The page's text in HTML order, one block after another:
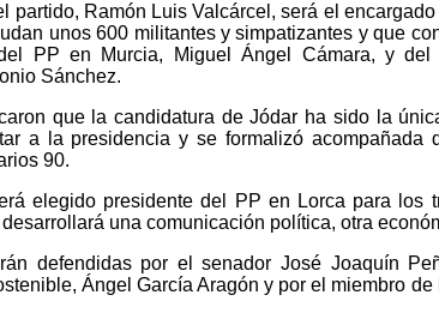
partido, Ramón Luis Valcárcel, será el
unos 600 militantes y simpatizantes y que
PP en Murcia, Miguel Ángel Cámara, y del
Sánchez.
que la candidatura de Jódar ha sido la
a la presidencia y se formalizó acompañada
90.
elegido presidente del PP en Lorca para los
una comunicación política, otra
defendidas por el senador José Joaquín
Ángel García Aragón y por el miembro